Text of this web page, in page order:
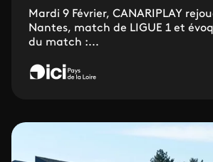
Mardi 9 Février, CANARIPLAY
Nantes, match de LIGUE 1 et
du match :...